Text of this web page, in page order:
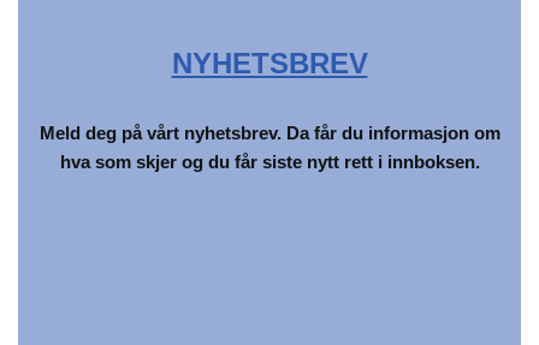
NYHETSBREV
Meld deg på vårt nyhetsbrev. Da får du informasjon om
hva som skjer og du får siste nytt rett i innboksen.